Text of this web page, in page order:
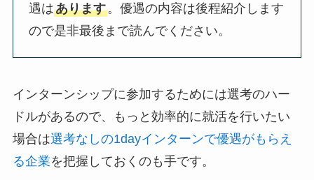
遇はあります。優遇の内容は後程紹介します
ので是非最後まで読んでください。
インターンシップに参加するためには選考のハー
ドルがあるので、もっと効率的に就活を行いたい
場合は選考なしの1dayインターンで優遇がもらえ
る企業を把握しておくのも手です。